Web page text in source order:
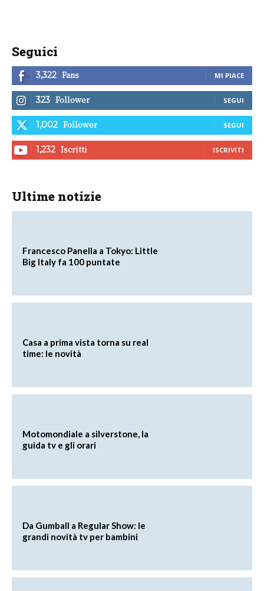
Seguici
3,322 Fans MI PIACE
323 Follower SEGUI
1,002 Follower SEGUI
1,232 Iscritti ISCRIVITI
Ultime notizie
Francesco Panella a Tokyo: Little
Big Italy fa 100 puntate
Casa a prima vista torna su real
time: le novità
Motomondiale a silverstone, la
guida tv e gli orari
Da Gumball a Regular Show: le
grandi novità tv per bambini